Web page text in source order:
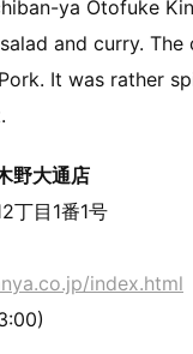
ya Otofuke
and curry. The
It was rather
野大通店
丁目1番1号
index.html